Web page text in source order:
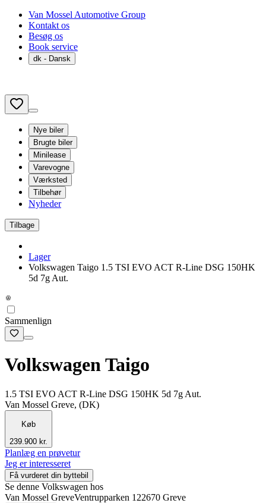
Van Mossel Automotive Group
Kontakt os
Besøg os
Book service
dk - Dansk
Nye biler
Brugte biler
Minilease
Varevogne
Værksted
Tilbehør
Nyheder
Tilbage
Lager
Volkswagen Taigo 1.5 TSI EVO ACT R-Line DSG 150HK
5d 7g Aut.
Sammenlign
Volkswagen Taigo
1.5 TSI EVO ACT R-Line DSG 150HK 5d 7g Aut.
Van Mossel Greve, (DK)
Køb
239.900 kr.
Planlæg en prøvetur
Jeg er interesseret
Få vurderet din byttebil
Se denne Volkswagen hos
Van Mossel GreveVentrupparken 122670 Greve